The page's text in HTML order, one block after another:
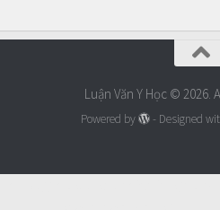
Luận Văn Y Học © 2026.
Powered by - Designed